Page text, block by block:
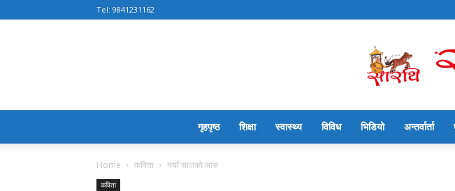
Tel: 9841231162
गृहपृष्ठ शिक्षा स्वास्थ्य विविध भिडियो अन्तर्वार्ता
Home कविता नयाँ सालकाे आस
कविता